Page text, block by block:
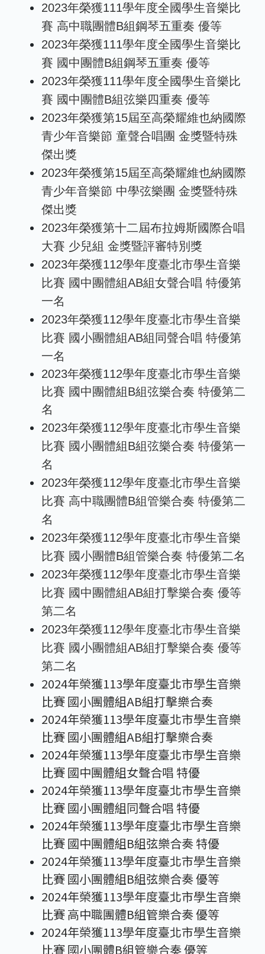
2023年榮獲111學年度全國學生音樂比
賽 高中職團體B組鋼琴五重奏 優等
2023年榮獲111學年度全國學生音樂比
賽 國中團體B組鋼琴五重奏 優等
2023年榮獲111學年度全國學生音樂比
賽 國中團體B組弦樂四重奏 優等
2023年榮獲第15屆至高榮耀維也納國際
青少年音樂節 童聲合唱團 金獎暨特殊
傑出獎
2023年榮獲第15屆至高榮耀維也納國際
青少年音樂節 中學弦樂團 金獎暨特殊
傑出獎
2023年榮獲第十二屆布拉姆斯國際合唱
大賽 少兒組 金獎暨評審特別獎
2023年榮獲112學年度臺北市學生音樂
比賽 國中團體組AB組女聲合唱 特優第
一名
2023年榮獲112學年度臺北市學生音樂
比賽 國小團體組AB組同聲合唱 特優第
一名
2023年榮獲112學年度臺北市學生音樂
比賽 國中團體組B組弦樂合奏 特優第二
名
2023年榮獲112學年度臺北市學生音樂
比賽 國小團體組B組弦樂合奏 特優第一
名
2023年榮獲112學年度臺北市學生音樂
比賽 高中職團體B組管樂合奏 特優第二
名
2023年榮獲112學年度臺北市學生音樂
比賽 國小團體B組管樂合奏 特優第二名
2023年榮獲112學年度臺北市學生音樂
比賽 國中團體組AB組打擊樂合奏 優等
第二名
2023年榮獲112學年度臺北市學生音樂
比賽 國小團體組AB組打擊樂合奏 優等
第二名
2024年榮獲113學年度臺北市學生音樂
比賽 國小團體組AB組打擊樂合奏
2024年榮獲113學年度臺北市學生音樂
比賽 國小團體組AB組打擊樂合奏
2024年榮獲113學年度臺北市學生音樂
比賽 國中團體組女聲合唱 特優
2024年榮獲113學年度臺北市學生音樂
比賽 國小團體組同聲合唱 特優
2024年榮獲113學年度臺北市學生音樂
比賽 國中團體組B組弦樂合奏 特優
2024年榮獲113學年度臺北市學生音樂
比賽 國小團體組B組弦樂合奏 優等
2024年榮獲113學年度臺北市學生音樂
比賽 高中職團體B組管樂合奏 優等
2024年榮獲113學年度臺北市學生音樂
比賽 國小團體B組管樂合奏 優等